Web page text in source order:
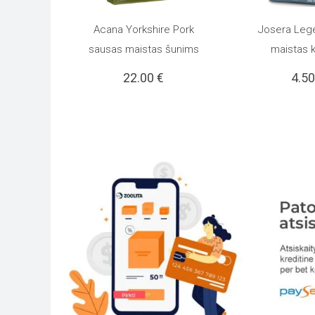
PASIRINKTI SAVYBES This
The
options
may
be
chosen
Acana Yorkshire Pork
sausas maistas šunims
22.00 €
PASIRINKTI
Josera
maistas
4.50